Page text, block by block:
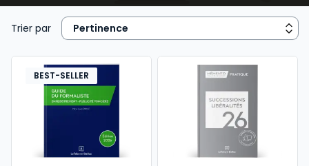
contrats: il accompagne, conseille et sécurise des
décisions importantes dans les domaines du
patrimoine, de la famille, de l’immobilier ou encore
dudroit des affaires. Les étudiants en droit, tout
comme les praticiens et les particuliers, doivent
comprendre l’importance de cette profession au
cœur du système juridique français. Lesouvrages et
offrent une analyse
claire et approfondie de la fonction notariale, en
détaillant ses missions, ses responsabilités et les
Trier par
BEST-SELLER